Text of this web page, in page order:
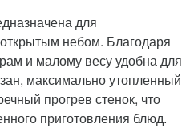
для
небом. Благодаря
и малому весу удобна для
максимально утопленный
прогрев стенок, что
приготовления блюд.